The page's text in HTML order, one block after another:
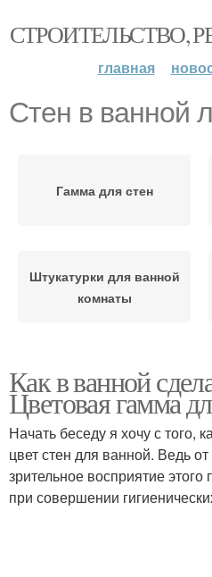
СТРОИТЕЛЬСТВО,
главная
Стен в ванной
Гамма для стен
Штукатурки для ванной
комнаты
Как в ванной
Цветовая гамма
Начать беседу я хочу с того,
цвет стен для ванной. Ведь
зрительное восприятие
при совершении